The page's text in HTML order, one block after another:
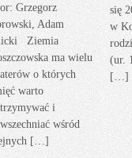
Grzegorz
Adam
Ziemia
ma wielu
o których
warto
i
wśród
[…]
się
w
(ur.
[…]